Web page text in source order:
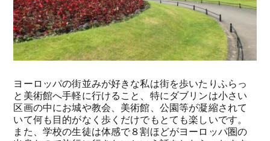
ヨーロッパの街並みが好きな私は街を歩いたりふらっ
と美術館へ手軽に行けること、特にダブリンは小さい
区画の中にお城や教会、美術館、公園等が凝縮されて
いて何も目的がなく歩くだけでもとても楽しいです。
また、学校の生徒は体感で８割ほどがヨーロッパ圏の